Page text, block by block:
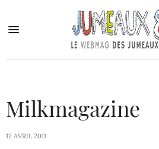
Milkmagazine
12 AVRIL 2011